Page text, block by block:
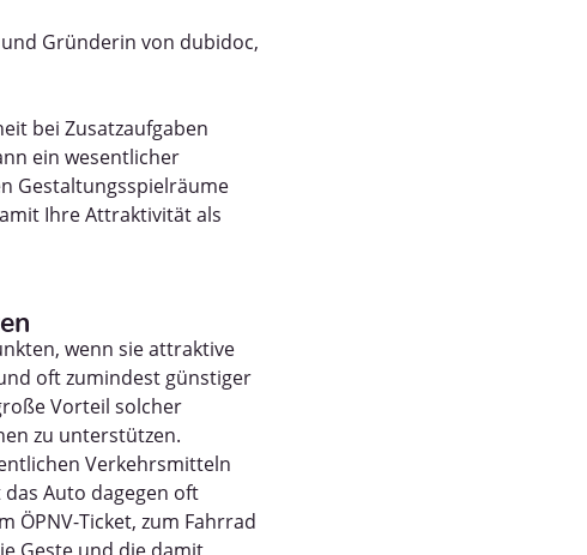
Gründerin von dubidoc,
bei Zusatzaufgaben
ein wesentlicher
Gestaltungsspielräume
Ihre Attraktivität als
wenn sie attraktive
oft zumindest günstiger
Vorteil solcher
zu unterstützen.
Verkehrsmitteln
Auto dagegen oft
ÖPNV-Ticket, zum Fahrrad